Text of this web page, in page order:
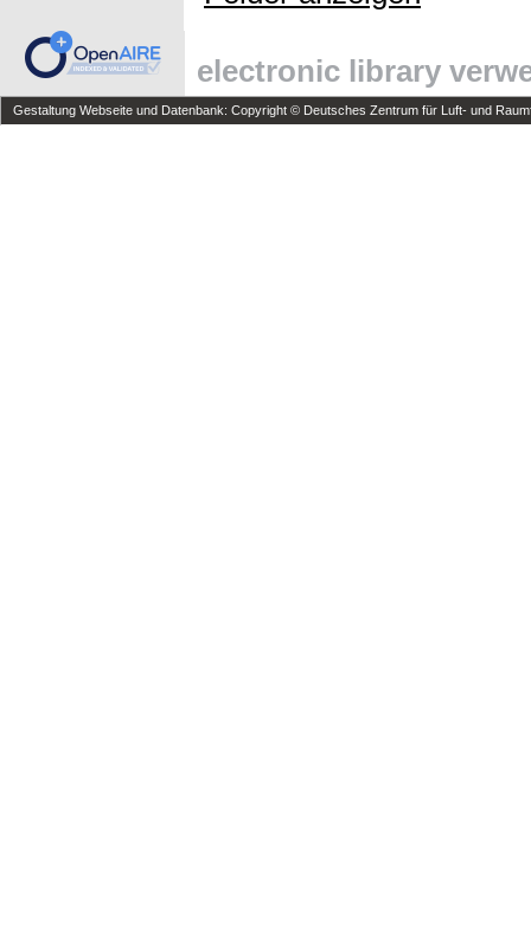
electronic library
Gestaltung Webseite und Datenbank: Copyright © Deutsches Zentrum für Luft- und